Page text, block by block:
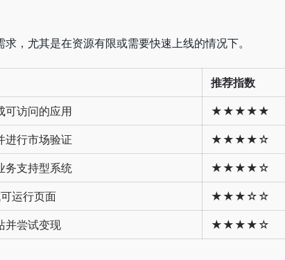
，尤其是在资源有限或需要快速上线的情况下。
推荐指数
可访问的应用 ★★★★★
进行市场验证 ★★★★☆
务支持型系统 ★★★★☆
运行页面 ★★★☆☆
并尝试变现 ★★★★☆